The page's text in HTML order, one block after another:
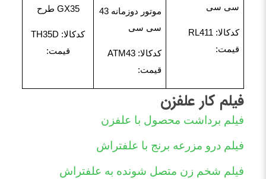
سی سی
کدکالا: RL411
قیمت:
موتور دوزمانه 43
سی سی
کدکالا: ATM43
قیمت:
GX35 طرح
کدکالا: TH35D
قیمت:
فیلم کار علفزن
فیلم برداشت محصول با علفزن
فیلم درو مزرعه برنج با علفتراش
فیلم شخم زن متصل شونده به علفتراش